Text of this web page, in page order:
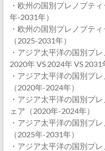
・欧州の国別プレノプテ
年-2031年）
・欧州の国別プレノプテ
（2025-2031年）
・アジア太平洋の国別プ
2020年 VS 2024年 VS 2031
・アジア太平洋の国別プ
（2020年-2024年）
・アジア太平洋の国別プ
ェア（2020年-2024年）
・アジア太平洋の国別プ
（2025年-2031年）
・アジア太平洋の国別プ